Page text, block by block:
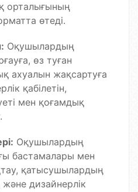
орталығының
өтеді.
Оқушылардың
өз туған
ахуалын жақсартуға
қабілетін,
мен қоғамдық
Оқушылардың
бастамалары мен
қатысушылардың
дизайнерлік